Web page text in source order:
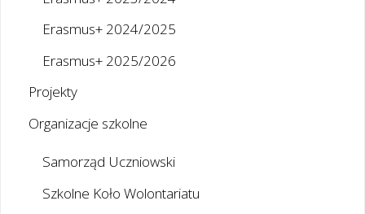
Erasmus+ 2024/2025
Erasmus+ 2025/2026
Projekty
Organizacje szkolne
Samorząd Uczniowski
Szkolne Koło Wolontariatu